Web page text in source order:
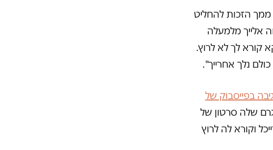
הזכות להחליט
אלייך מלמעלה
קורא לך לא לרוץ.
נלך אחרייך".
בפייסבוק של
שלה סרטון של
וקורא לה לרוץ